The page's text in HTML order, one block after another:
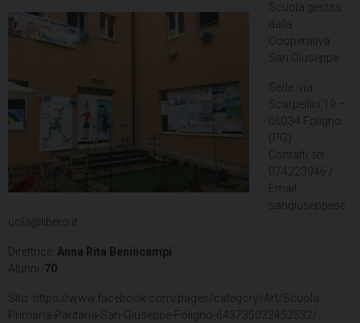
Scuola gestita
dalla
Cooperativa
San Giuseppe.
Sede: via
Scarpellini,19 –
06034 Foligno
(PG)
Contatti: tel.
074223946 /
Email:
sangiuseppesc
uola@libero.it
Direttrice: Anna Rita Benincampi
Alunni: 70
Sito: https://www.facebook.com/pages/category/Art/Scuola-
Primaria-Paritaria-San-Giuseppe-Foligno-643735032452532/